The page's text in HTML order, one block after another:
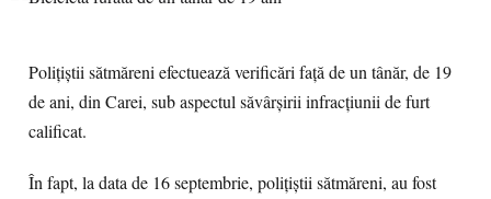
Polițiștii sătmăreni efectuează verificări față de un tânăr, de 19
de ani, din Carei, sub aspectul săvârșirii infracțiunii de furt
calificat.
În fapt, la data de 16 septembrie, polițiștii sătmăreni, au fost